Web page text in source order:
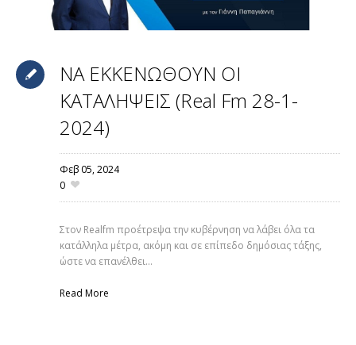
ΝΑ ΕΚΚΕΝΩΘΟΥΝ ΟΙ
ΚΑΤΑΛΗΨΕΙΣ (Real Fm 28-1-
2024)
Φεβ 05,2024
0
Στον Realfm προέτρεψα την κυβέρνηση να λάβει όλα τα
κατάλληλα μέτρα, ακόμη και σε επίπεδο δημόσιας τάξης,
ώστε να επανέλθει...
Read More